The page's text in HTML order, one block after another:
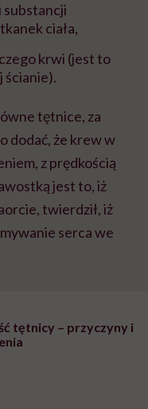
substancji
ciała,
krwi (jest to
ścianie).
tętnice, za
dodać, że krew w
z prędkością
jest to, iż
twierdził, iż
serca we
tętnicy – przyczyny i